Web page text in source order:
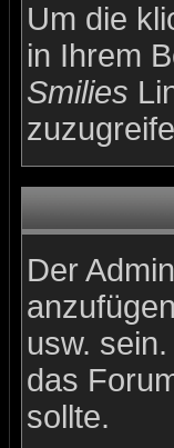
Um die
in Ihrem
Smilies
Der
usw.
das
sollte.